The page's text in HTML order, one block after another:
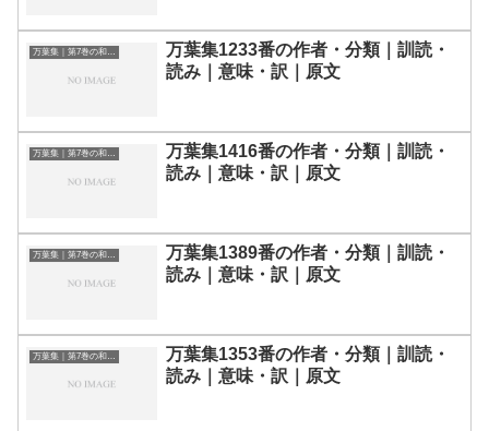
万葉集｜第7巻の和歌一覧
万葉集1233番の作者・分類｜訓読・
読み｜意味・訳｜原文
万葉集｜第7巻の和歌一覧
万葉集1416番の作者・分類｜訓読・
読み｜意味・訳｜原文
万葉集｜第7巻の和歌一覧
万葉集1389番の作者・分類｜訓読・
読み｜意味・訳｜原文
万葉集｜第7巻の和歌一覧
万葉集1353番の作者・分類｜訓読・
読み｜意味・訳｜原文